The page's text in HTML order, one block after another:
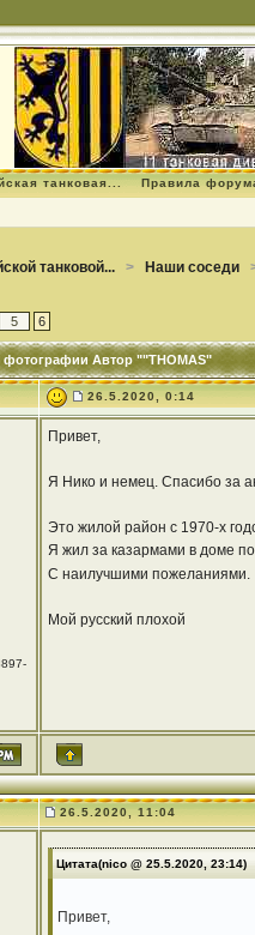
танковая... Правила
танковой... > Наши соседи
5 6
фотографии Автор ""THOMAS"
26.5.2020, 0:14
Привет,
Я Нико и немец. Спасибо за
Это жилой район с 1970-х
Я жил за казармами в доме
С наилучшими пожеланиями.
Мой русский плохой
26.5.2020, 11:04
Цитата(nico @ 25.5.2020, 23:14)
Привет,